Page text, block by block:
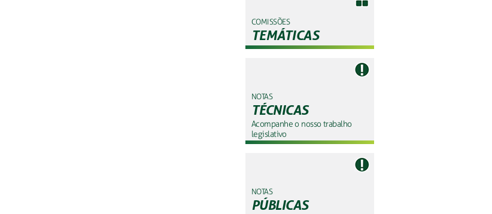
COMISSÕES
TEMÁTICAS
NOTAS
TÉCNICAS
Acompanhe o nosso trabalho
legislativo
NOTAS
PÚBLICAS